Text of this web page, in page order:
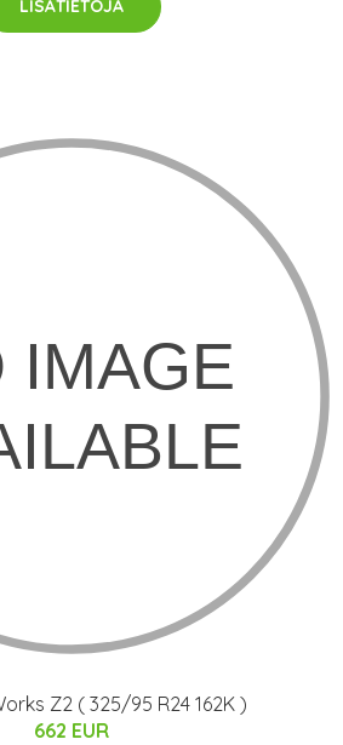
LISÄTIETOJA
Z2 ( 325/95 R24 162K )
662 EUR